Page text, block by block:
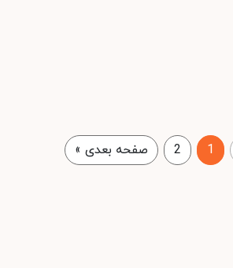
1
2 صفحه بعدی »